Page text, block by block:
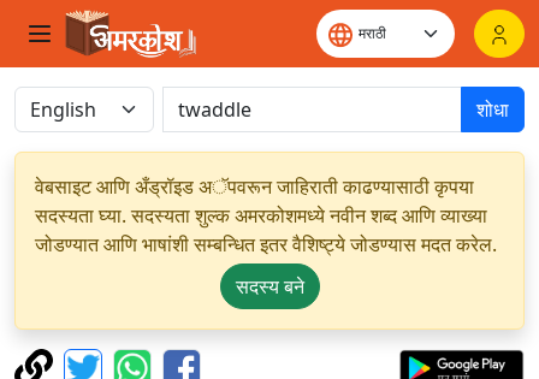
शोधा
वेबसाइट आणि अँड्रॉइड अॅपवरून जाहिराती काढण्यासाठी कृपया
सदस्यता घ्या. सदस्यता शुल्क अमरकोशमध्ये नवीन शब्द आणि व्याख्या
जोडण्यात आणि भाषांशी सम्बन्धित इतर वैशिष्ट्ये जोडण्यास मदत करेल.
सदस्य बने